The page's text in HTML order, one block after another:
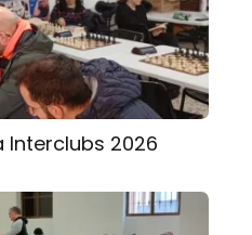
Interclubs 2026